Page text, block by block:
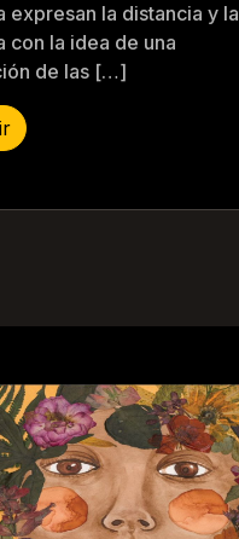
expresan la distancia y la
con la idea de una
de las […]